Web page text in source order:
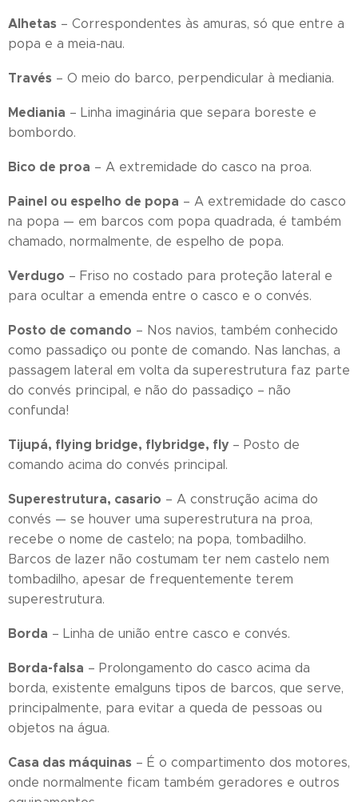
Alhetas – Correspondentes às amuras, só que entre a
popa e a meia-nau.
Través – O meio do barco, perpendicular à mediania.
Mediania – Linha imaginária que separa boreste e
bombordo.
Bico de proa – A extremidade do casco na proa.
Painel ou espelho de popa – A extremidade do casco
na popa — em barcos com popa quadrada, é também
chamado, normalmente, de espelho de popa.
Verdugo – Friso no costado para proteção lateral e
para ocultar a emenda entre o casco e o convés.
Posto de comando – Nos navios, também conhecido
como passadiço ou ponte de comando. Nas lanchas, a
passagem lateral em volta da superestrutura faz parte
do convés principal, e não do passadiço – não
confunda!
Tijupá, flying bridge, flybridge, fly – Posto de
comando acima do convés principal.
Superestrutura, casario – A construção acima do
convés — se houver uma superestrutura na proa,
recebe o nome de castelo; na popa, tombadilho.
Barcos de lazer não costumam ter nem castelo nem
tombadilho, apesar de frequentemente terem
superestrutura.
Borda – Linha de união entre casco e convés.
Borda-falsa – Prolongamento do casco acima da
borda, existente emalguns tipos de barcos, que serve,
principalmente, para evitar a queda de pessoas ou
objetos na água.
Casa das máquinas – É o compartimento dos motores,
onde normalmente ficam também geradores e outros